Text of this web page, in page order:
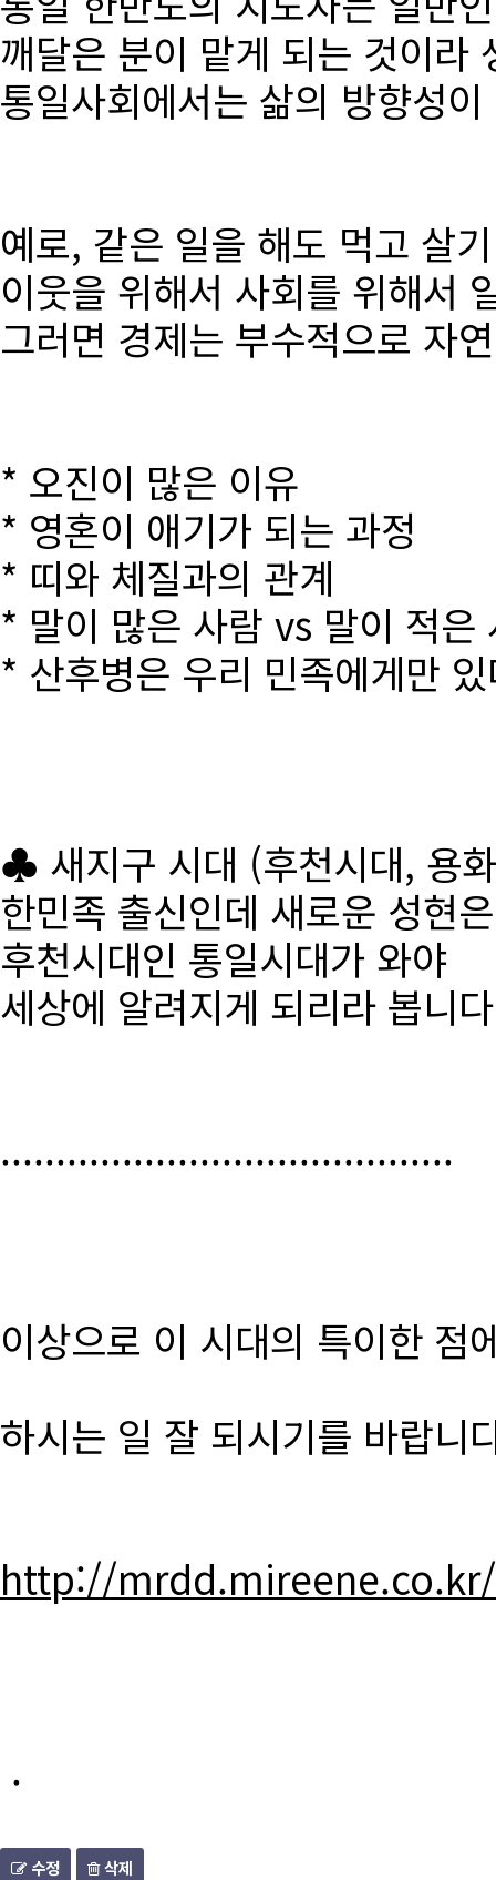
깨달은 분이 맡게 되는 것이라
통일사회에서는 삶의 방향성
예로, 같은 일을 해도 먹고 살
이웃을 위해서 사회를 위해서
그러면 경제는 부수적으로 자
* 오진이 많은 이유
* 영혼이 애기가 되는 과정
* 띠와 체질과의 관계
* 말이 많은 사람 vs 말이 적은
* 산후병은 우리 민족에게만
♣ 새지구 시대 (후천시대, 용
한민족 출신인데 새로운 성현
후천시대인 통일시대가 와야
세상에 알려지게 되리라 봅니
.........................................
이상으로 이 시대의 특이한 점
하시는 일 잘 되시기를 바랍니
http://
.
수정 삭제